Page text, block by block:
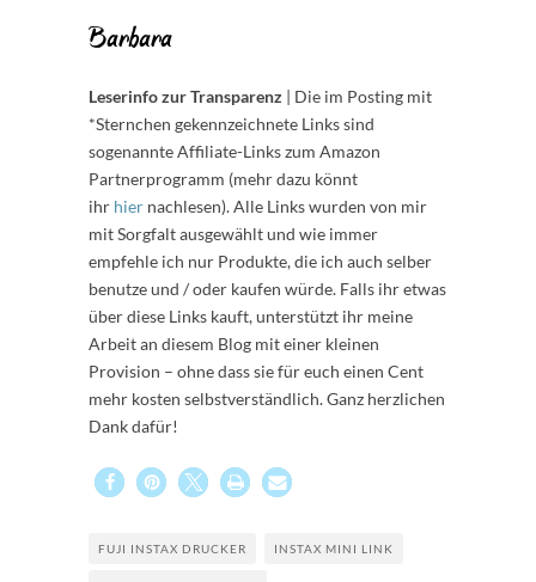
Barbara
Leserinfo zur Transparenz | Die im Posting mit
*Sternchen gekennzeichnete Links sind
sogenannte Affiliate-Links zum Amazon
Partnerprogramm (mehr dazu könnt
ihr hier nachlesen). Alle Links wurden von mir
mit Sorgfalt ausgewählt und wie immer
empfehle ich nur Produkte, die ich auch selber
benutze und / oder kaufen würde. Falls ihr etwas
über diese Links kauft, unterstützt ihr meine
Arbeit an diesem Blog mit einer kleinen
Provision – ohne dass sie für euch einen Cent
mehr kosten selbstverständlich. Ganz herzlichen
Dank dafür!
FUJI INSTAX DRUCKER INSTAX MINI LINK